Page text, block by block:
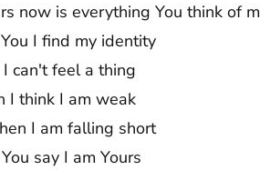
now is everything You think of
I find my identity
can't feel a thing
I think I am weak
I am falling short
say I am Yours